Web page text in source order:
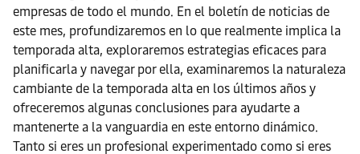
empresas de todo el mundo. En el boletín de noticias de
este mes, profundizaremos en lo que realmente implica la
temporada alta, exploraremos estrategias eficaces para
planificarla y navegar por ella, examinaremos la naturaleza
cambiante de la temporada alta en los últimos años y
ofreceremos algunas conclusiones para ayudarte a
mantenerte a la vanguardia en este entorno dinámico.
Tanto si eres un profesional experimentado como si eres